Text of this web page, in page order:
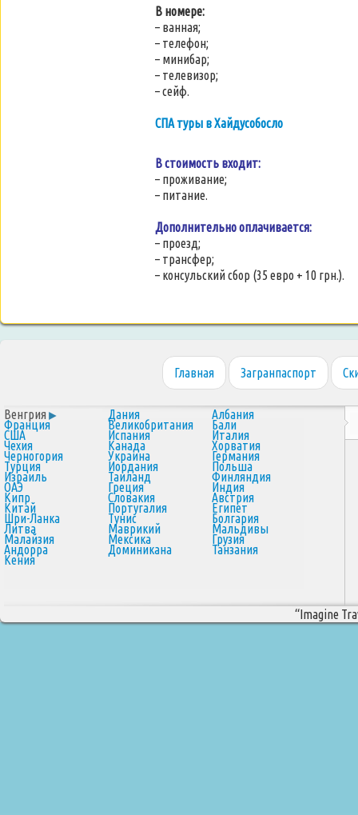
В номере:
– ванная;
– телефон;
– минибар;
– телевизор;
– сейф.
СПА туры в Хайдусобосло
В стоимость входит:
– проживание;
– питание.
Дополнительно оплачивается:
– проезд;
– трансфер;
– консульский сбор (35 евро + 10 грн.).
Главная Загранпаспорт
Венгрия Дания Албания
Франция Великобритания Бали
США Испания Италия
Чехия Канада Хорватия
Черногория Украина Германия
Турция Иордания Польша
Израиль Таиланд Финляндия
ОАЭ Греция Индия
Кипр Словакия Австрия
Китай Португалия Египет
Шри-Ланка Тунис Болгария
Литва Маврикий Мальдивы
Малайзия Мексика Грузия
Андорра Доминикана Танзания
Кения
“Imagine